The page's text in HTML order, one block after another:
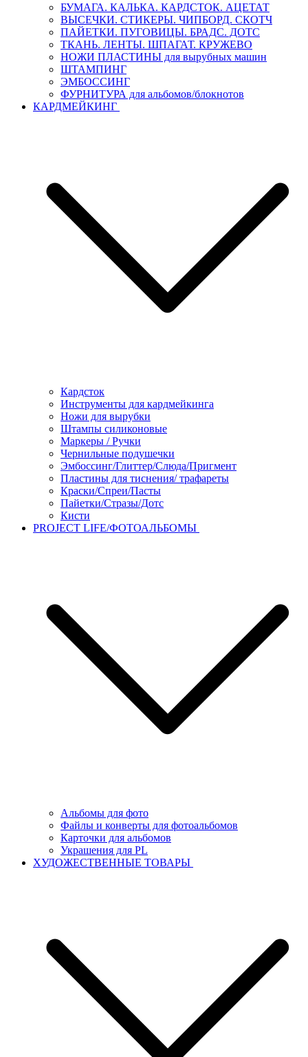
БУМАГА. КАЛЬКА. КАРДСТОК. АЦЕТАТ
ВЫСЕЧКИ. СТИКЕРЫ. ЧИПБОРД. СКОТЧ
ПАЙЕТКИ. ПУГОВИЦЫ. БРАДС. ДОТС
ТКАНЬ. ЛЕНТЫ. ШПАГАТ. КРУЖЕВО
НОЖИ ПЛАСТИНЫ для вырубных машин
ШТАМПИНГ
ЭМБОССИНГ
ФУРНИТУРА для альбомов/блокнотов
КАРДМЕЙКИНГ
Кардсток
Инструменты для кардмейкинга
Ножи для вырубки
Штампы силиконовые
Маркеры / Ручки
Чернильные подушечки
Эмбоссинг/Глиттер/Слюда/Пригмент
Пластины для тиснения/ трафареты
Краски/Спреи/Пасты
Пайетки/Стразы/Дотс
Кисти
PROJECT LIFE/ФОТОАЛЬБОМЫ
Альбомы для фото
Файлы и конверты для фотоальбомов
Карточки для альбомов
Украшения для PL
ХУДОЖЕСТВЕННЫЕ ТОВАРЫ